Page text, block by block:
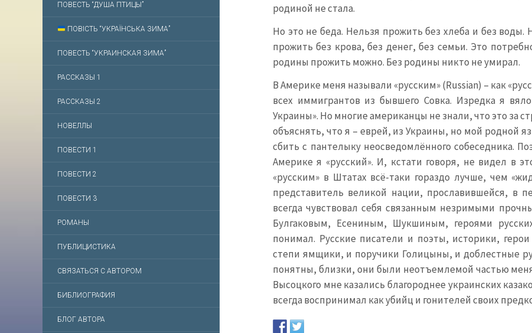
ПОВЕСТЬ “ДУША ПТИЦЫ”
ПОВІСТЬ “УКРАЇНСЬКА ЗИМА”
ПОВЕСТЬ “УКРАИНСКАЯ ЗИМА”
РАССКАЗЫ 1
РАССКАЗЫ 2
НОВЕЛЛЫ
ПОВЕСТИ 1
ПОВЕСТИ 2
ПОВЕСТИ 3
РОМАНЫ
ПУБЛИЦИСТИКА
СВЯЗАТЬСЯ С АВТОРОМ
БИБЛИОГРАФИЯ
БЛОГ АВТОРА
родиной не стала.
Но это не беда. Нельзя прожить без хлеба и без воды.
прожить без крова, без денег, без семьи. Это
родины прожить можно. Без родины никто не умирал.
В Америке меня называли «русским» (Russian) – как
всех иммигрантов из бывшего Совка. Изредка я
Украины». Но многие американцы не знали, что это за
объяснять, что я – еврей, из Украины, но мой родной
сбить с пантелыку неосведомлённого собеседника.
Америке я «русский». И, кстати говоря, не видел в
«русским» в Штатах всё-таки гораздо лучше, чем
представитель великой нации, прославившейся, в
всегда чувствовал себя связанным незримыми
Булгаковым, Есениным, Шукшиным, героями
понимал. Русские писатели и поэты, историки,
степи ямщики, и поручики Голицыны, и доблестные
понятны, близки, они были неотъемлемой частью
Высоцкого мне казались благороднее украинских
всегда воспринимал как убийц и гонителей своих